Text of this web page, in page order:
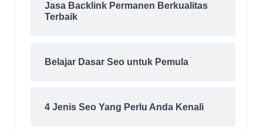
Jasa Backlink Permanen Berkualitas
Terbaik
Belajar Dasar Seo untuk Pemula
4 Jenis Seo Yang Perlu Anda Kenali